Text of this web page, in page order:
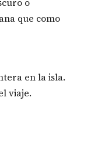
que como
en la isla.
viaje.